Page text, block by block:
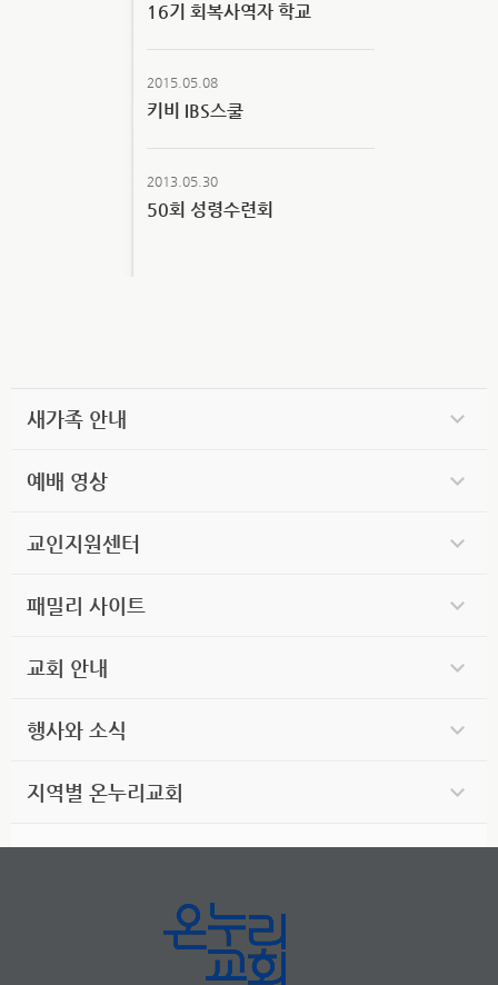
16기 회복사역자 학교
2015.05.08
키비 IBS스쿨
2013.05.30
50회 성령수련회
새가족 안내
예배 영상
교인지원센터
패밀리 사이트
교회 안내
행사와 소식
지역별 온누리교회